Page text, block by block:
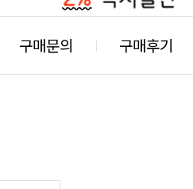
구매문의 구매후기